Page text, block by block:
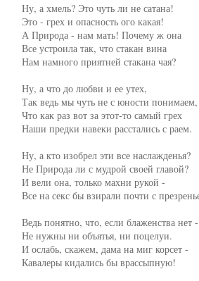
     Ну, а хмель? Это чуть ли не сатана!
     Это - грех и опасность ого какая!
     А Природа - нам мать! Почему ж она
     Все устроила так, что стакан вина
     Нам намного приятней стакана чая?
     Ну, а что до любви и ее утех,
     Так ведь мы чуть не с юности понимаем,
     Что как раз вот за этот-то самый грех
     Наши предки навеки расстались с раем.
     Ну, а кто изобрел эти все наслажденья?
     Не Природа ли с мудрой своей главой?
     И вели она, только махни рукой -
Все на секс бы взирали почти с
     Ведь понятно, что, если блаженства нет -
     Не нужны ни объятья, ни поцелуи.
     И ослабь, скажем, дама на миг корсет -
     Кавалеры кидались бы врассыпную!